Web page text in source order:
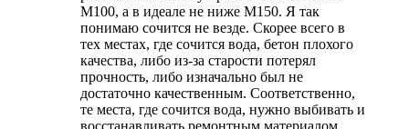
М100, а в идеале не ниже М150. Я так
понимаю сочится не везде. Скорее всего в
тех местах, где сочится вода, бетон плохого
качества, либо из-за старости потерял
прочность, либо изначально был не
достаточно качественным. Соответственно,
те места, где сочится вода, нужно выбивать и
восстанавливать ремонтным материалом.